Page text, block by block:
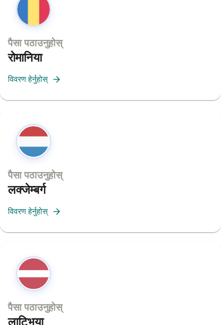
पैसा पठाउनुहोस्
रोमानिया
विवरण हेर्नुहोस्
पैसा पठाउनुहोस्
लक्जेम्बर्ग
विवरण हेर्नुहोस्
पैसा पठाउनुहोस्
लाट्भिया